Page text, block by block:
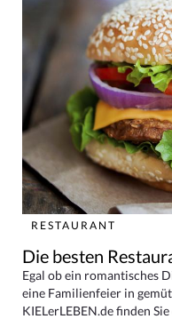
RESTAURANT
Die besten
Egal ob ein romantisches
eine Familienfeier in
KIELerLEBEN.de finden